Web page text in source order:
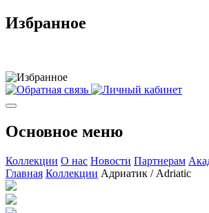
Избранное
Основное меню
Коллекции О нас Новости Партнерам
Главная Коллекции Адриатик / Adriatic